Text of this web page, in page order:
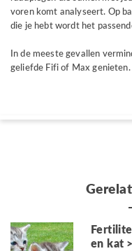
voren komt analyseert. Op
die je hebt wordt het
In de meeste gevallen
geliefde Fifi of Max genieten.
en kat